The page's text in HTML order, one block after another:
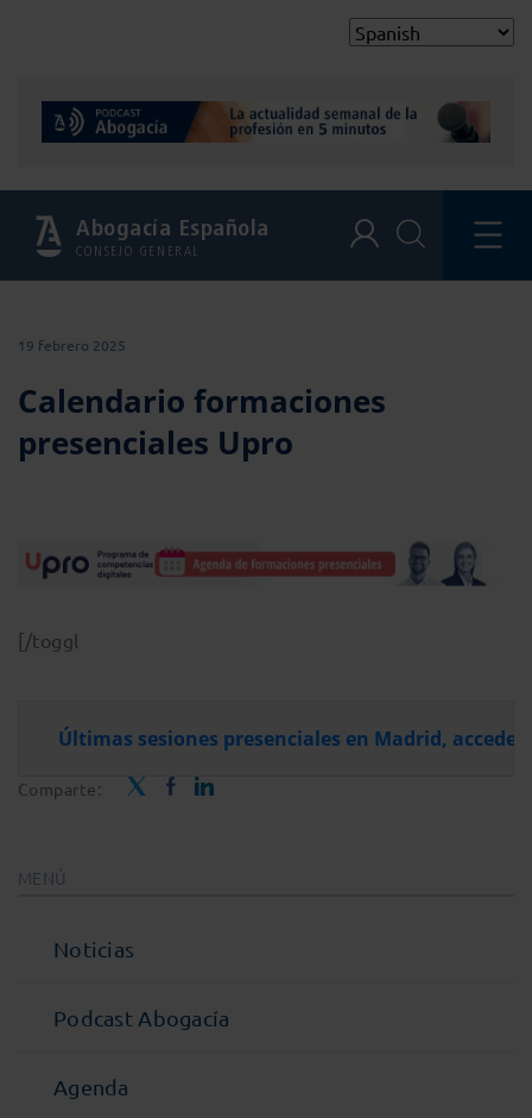
Abogacía Española
CONSEJO GENERAL
19 febrero 2025
Calendario formaciones
presenciales Upro
[/toggl
Últimas sesiones presenciales en Madrid, accede
Comparte:
MENÚ
Noticias
Podcast Abogacía
Agenda